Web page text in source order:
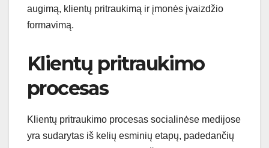
augimą, klientų pritraukimą ir įmonės įvaizdžio
formavimą.
Klientų pritraukimo
procesas
Klientų pritraukimo procesas socialinėse medijose
yra sudarytas iš kelių esminių etapų, padedančių